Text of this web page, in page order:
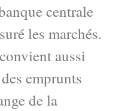
centrale
les marchés.
aussi
emprunts
de la